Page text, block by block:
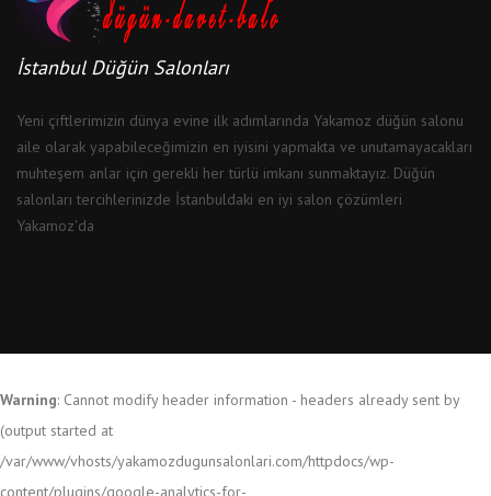
İstanbul Düğün Salonları
Yeni çiftlerimizin dünya evine ilk adımlarında Yakamoz düğün salonu
aile olarak yapabileceğimizin en iyisini yapmakta ve unutamayacakları
muhteşem anlar için gerekli her türlü imkanı sunmaktayız. Düğün
salonları tercihlerinizde İstanbuldaki en iyi salon çözümleri
Yakamoz'da
Warning: Cannot modify header information - headers already sent by
(output started at
/var/www/vhosts/yakamozdugunsalonlari.com/httpdocs/wp-
content/plugins/google-analytics-for-